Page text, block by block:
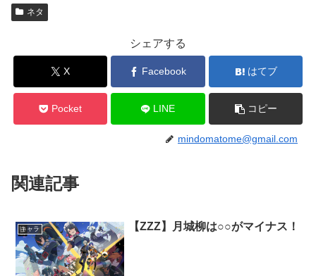
ネタ
シェアする
X Facebook はてブ
Pocket LINE コピー
mindomatome@gmail.com
関連記事
キャラ 【ZZZ】月城柳は○○がマイナス！